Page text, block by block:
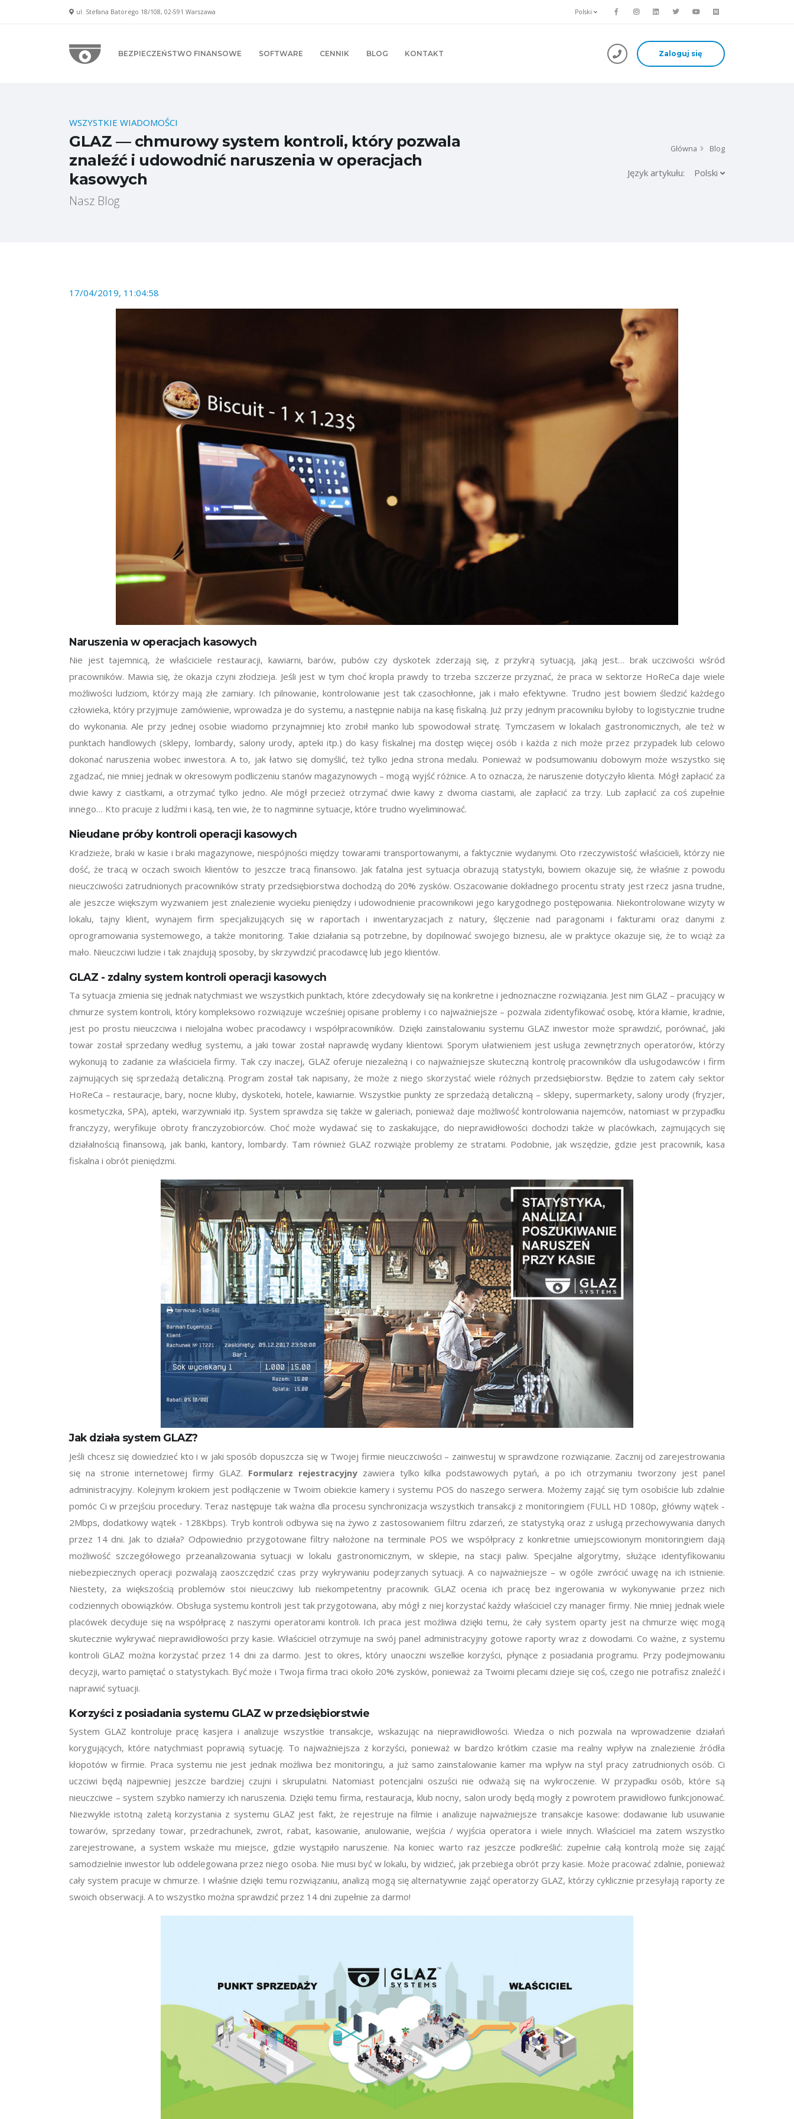
ul. Stefana Batorego 18/108, 02-591 Warszawa Polski
BEZPIECZEŃSTWO FINANSOWE SOFTWARE CENNIK BLOG KONTAKT Zaloguj się
WSZYSTKIE WIADOMOŚCI
GLAZ — chmurowy system kontroli, który pozwala
znaleźć i udowodnić naruszenia w operacjach
kasowych
Nasz Blog
Główna Blog
Język artykułu: Polski
17/04/2019, 11:04:58
Naruszenia w operacjach kasowych
Nie jest tajemnicą, że właściciele restauracji, kawiarni, barów, pubów czy dyskotek zderzają się, z przykrą sytuacją, jaką jest… brak uczciwości wśród
pracowników. Mawia się, że okazja czyni złodzieja. Jeśli jest w tym choć kropla prawdy to trzeba szczerze przyznać, że praca w sektorze HoReCa daje wiele
możliwości ludziom, którzy mają złe zamiary. Ich pilnowanie, kontrolowanie jest tak czasochłonne, jak i mało efektywne. Trudno jest bowiem śledzić każdego
człowieka, który przyjmuje zamówienie, wprowadza je do systemu, a następnie nabija na kasę fiskalną. Już przy jednym pracowniku byłoby to logistycznie trudne
do wykonania. Ale przy jednej osobie wiadomo przynajmniej kto zrobił manko lub spowodował stratę. Tymczasem w lokalach gastronomicznych, ale też w
punktach handlowych (sklepy, lombardy, salony urody, apteki itp.) do kasy fiskalnej ma dostęp więcej osób i każda z nich może przez przypadek lub celowo
dokonać naruszenia wobec inwestora. A to, jak łatwo się domyślić, też tylko jedna strona medalu. Ponieważ w podsumowaniu dobowym może wszystko się
zgadzać, nie mniej jednak w okresowym podliczeniu stanów magazynowych – mogą wyjść różnice. A to oznacza, że naruszenie dotyczyło klienta. Mógł zapłacić za
dwie kawy z ciastkami, a otrzymać tylko jedno. Ale mógł przecież otrzymać dwie kawy z dwoma ciastami, ale zapłacić za trzy. Lub zapłacić za coś zupełnie
innego… Kto pracuje z ludźmi i kasą, ten wie, że to nagminne sytuacje, które trudno wyeliminować.
Nieudane próby kontroli operacji kasowych
Kradzieże, braki w kasie i braki magazynowe, niespójności między towarami transportowanymi, a faktycznie wydanymi. Oto rzeczywistość właścicieli, którzy nie
dość, że tracą w oczach swoich klientów to jeszcze tracą finansowo. Jak fatalna jest sytuacja obrazują statystyki, bowiem okazuje się, że właśnie z powodu
nieuczciwości zatrudnionych pracowników straty przedsiębiorstwa dochodzą do 20% zysków. Oszacowanie dokładnego procentu straty jest rzecz jasna trudne,
ale jeszcze większym wyzwaniem jest znalezienie wycieku pieniędzy i udowodnienie pracownikowi jego karygodnego postępowania. Niekontrolowane wizyty w
lokalu, tajny klient, wynajem firm specjalizujących się w raportach i inwentaryzacjach z natury, ślęczenie nad paragonami i fakturami oraz danymi z
oprogramowania systemowego, a także monitoring. Takie działania są potrzebne, by dopilnować swojego biznesu, ale w praktyce okazuje się, że to wciąż za
mało. Nieuczciwi ludzie i tak znajdują sposoby, by skrzywdzić pracodawcę lub jego klientów.
GLAZ - zdalny system kontroli operacji kasowych
Ta sytuacja zmienia się jednak natychmiast we wszystkich punktach, które zdecydowały się na konkretne i jednoznaczne rozwiązania. Jest nim GLAZ – pracujący w
chmurze system kontroli, który kompleksowo rozwiązuje wcześniej opisane problemy i co najważniejsze – pozwala zidentyfikować osobę, która kłamie, kradnie,
jest po prostu nieuczciwa i nielojalna wobec pracodawcy i współpracowników. Dzięki zainstalowaniu systemu GLAZ inwestor może sprawdzić, porównać, jaki
towar został sprzedany według systemu, a jaki towar został naprawdę wydany klientowi. Sporym ułatwieniem jest usługa zewnętrznych operatorów, którzy
wykonują to zadanie za właściciela firmy. Tak czy inaczej, GLAZ oferuje niezależną i co najważniejsze skuteczną kontrolę pracowników dla usługodawców i firm
zajmujących się sprzedażą detaliczną. Program został tak napisany, że może z niego skorzystać wiele różnych przedsiębiorstw. Będzie to zatem cały sektor
HoReCa – restauracje, bary, nocne kluby, dyskoteki, hotele, kawiarnie. Wszystkie punkty ze sprzedażą detaliczną – sklepy, supermarkety, salony urody (fryzjer,
kosmetyczka, SPA), apteki, warzywniaki itp. System sprawdza się także w galeriach, ponieważ daje możliwość kontrolowania najemców, natomiast w przypadku
franczyzy, weryfikuje obroty franczyzobiorców. Choć może wydawać się to zaskakujące, do nieprawidłowości dochodzi także w placówkach, zajmujących się
działalnością finansową, jak banki, kantory, lombardy. Tam również GLAZ rozwiąże problemy ze stratami. Podobnie, jak wszędzie, gdzie jest pracownik, kasa
fiskalna i obrót pieniędzmi.
Jak działa system GLAZ?
Jeśli chcesz się dowiedzieć kto i w jaki sposób dopuszcza się w Twojej firmie nieuczciwości – zainwestuj w sprawdzone rozwiązanie. Zacznij od zarejestrowania
się na stronie internetowej firmy GLAZ. Formularz rejestracyjnyzawiera tylko kilka podstawowych pytań, a po ich otrzymaniu tworzony jest panel
administracyjny. Kolejnym krokiem jest podłączenie w Twoim obiekcie kamery i systemu POS do naszego serwera. Możemy zająć się tym osobiście lub zdalnie
pomóc Ci w przejściu procedury. Teraz następuje tak ważna dla procesu synchronizacja wszystkich transakcji z monitoringiem (FULL HD 1080р, główny wątek -
2Mbps, dodatkowy wątek - 128Kbps). Tryb kontroli odbywa się na żywo z zastosowaniem filtru zdarzeń, ze statystyką oraz z usługą przechowywania danych
przez 14 dni. Jak to działa? Odpowiednio przygotowane filtry nałożone na terminale POS we współpracy z konkretnie umiejscowionym monitoringiem dają
możliwość szczegółowego przeanalizowania sytuacji w lokalu gastronomicznym, w sklepie, na stacji paliw. Specjalne algorytmy, służące identyfikowaniu
niebezpiecznych operacji pozwalają zaoszczędzić czas przy wykrywaniu podejrzanych sytuacji. A co najważniejsze – w ogóle zwrócić uwagę na ich istnienie.
Niestety, za większością problemów stoi nieuczciwy lub niekompetentny pracownik. GLAZ ocenia ich pracę bez ingerowania w wykonywanie przez nich
codziennych obowiązków. Obsługa systemu kontroli jest tak przygotowana, aby mógł z niej korzystać każdy właściciel czy manager firmy. Nie mniej jednak wiele
placówek decyduje się na współpracę z naszymi operatorami kontroli. Ich praca jest możliwa dzięki temu, że cały system oparty jest na chmurze więc mogą
skutecznie wykrywać nieprawidłowości przy kasie. Właściciel otrzymuje na swój panel administracyjny gotowe raporty wraz z dowodami. Co ważne, z systemu
kontroli GLAZ można korzystać przez 14 dni za darmo. Jest to okres, który unaoczni wszelkie korzyści, płynące z posiadania programu. Przy podejmowaniu
decyzji, warto pamiętać o statystykach. Być może i Twoja firma traci około 20% zysków, ponieważ za Twoimi plecami dzieje się coś, czego nie potrafisz znaleźć i
naprawić sytuacji.
Korzyści z posiadania systemu GLAZ w przedsiębiorstwie
System GLAZ kontroluje pracę kasjera i analizuje wszystkie transakcje, wskazując na nieprawidłowości. Wiedza o nich pozwala na wprowadzenie działań
korygujących, które natychmiast poprawią sytuację. To najważniejsza z korzyści, ponieważ w bardzo krótkim czasie ma realny wpływ na znalezienie źródła
kłopotów w firmie. Praca systemu nie jest jednak możliwa bez monitoringu, a już samo zainstalowanie kamer ma wpływ na styl pracy zatrudnionych osób. Ci
uczciwi będą najpewniej jeszcze bardziej czujni i skrupulatni. Natomiast potencjalni oszuści nie odważą się na wykroczenie. W przypadku osób, które są
nieuczciwe – system szybko namierzy ich naruszenia. Dzięki temu firma, restauracja, klub nocny, salon urody będą mogły z powrotem prawidłowo funkcjonować.
Niezwykle istotną zaletą korzystania z systemu GLAZ jest fakt, że rejestruje na filmie i analizuje najważniejsze transakcje kasowe: dodawanie lub usuwanie
towarów, sprzedany towar, przedrachunek, zwrot, rabat, kasowanie, anulowanie, wejścia / wyjścia operatora i wiele innych. Właściciel ma zatem wszystko
zarejestrowane, a system wskaże mu miejsce, gdzie wystąpiło naruszenie. Na koniec warto raz jeszcze podkreślić: zupełnie całą kontrolą może się zająć
samodzielnie inwestor lub oddelegowana przez niego osoba. Nie musi być w lokalu, by widzieć, jak przebiega obrót przy kasie. Może pracować zdalnie, ponieważ
cały system pracuje w chmurze. I właśnie dzięki temu rozwiązaniu, analizą mogą się alternatywnie zająć operatorzy GLAZ, którzy cyklicznie przesyłają raporty ze
swoich obserwacji. A to wszystko można sprawdzić przez 14 dni zupełnie za darmo!